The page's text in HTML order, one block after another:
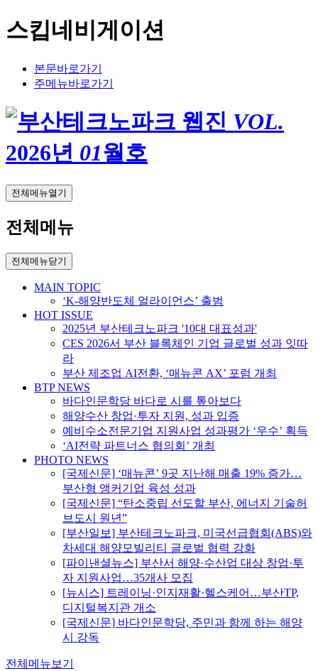
스킵네비게이션
본문바로가기
주메뉴바로가기
VOL.
2026년 01월호
전체메뉴열기
전체메뉴
전체메뉴닫기
MAIN TOPIC
‘K-해양반도체 얼라이언스’ 출범
HOT ISSUE
2025년 부산테크노파크 '10대 대표성과'
CES 2026서 부산 블록체인 기업 글로벌 성과 잇따
라
부산 제조업 AI전환, ‘매뉴콘 AX’ 포럼 개최
BTP NEWS
바다인문학당 바다로 시를 톺아보다
해양수산 창업·투자 지원, 성과 입증
예비수소전문기업 지원사업 성과평가 ‘우수’ 획득
‘AI전략 파트너스 협의회’ 개최
PHOTO NEWS
[국제신문] ‘매뉴콘’ 9곳 지난해 매출 19% 증가…
부산형 앵커기업 육성 성과
[국제신문] “탄소중립 선도할 부산, 에너지 기술허
브도시 원년”
[부산일보] 부산테크노파크, 미국선급협회(ABS)와
차세대 해양모빌리티 글로벌 협력 강화
[파이낸셜뉴스] 부산서 해양·수산업 대상 창업·투
자 지원사업…35개사 모집
[뉴시스] 트레이닝·인지재활·헬스케어…부산TP,
디지털복지관 개소
[국제신문] 바다인문학당, 주민과 함께 하는 해양
시 강독
전체메뉴보기